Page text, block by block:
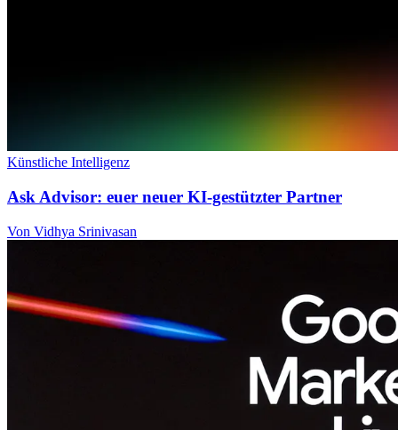
Künstliche Intelligenz
Ask Advisor: euer neuer KI-gestützter Partner
Von Vidhya Srinivasan